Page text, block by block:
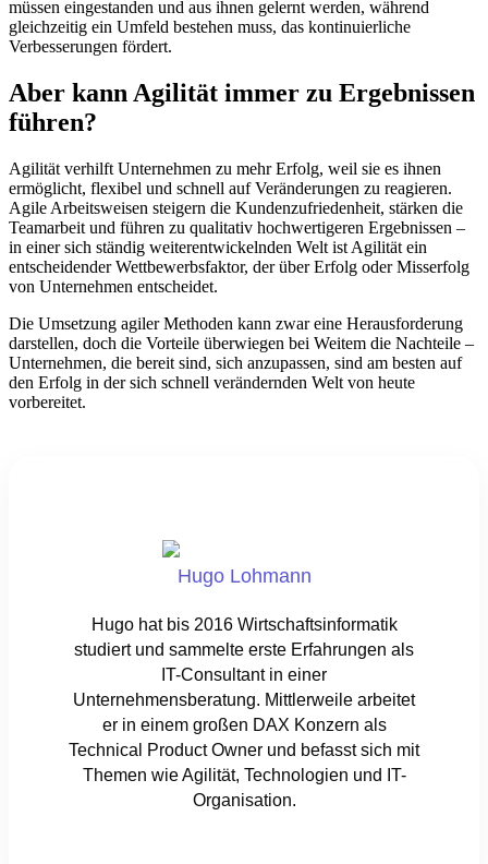
müssen eingestanden und aus ihnen gelernt werden, während
gleichzeitig ein Umfeld bestehen muss, das kontinuierliche
Verbesserungen fördert.
Aber kann Agilität immer zu Ergebnissen
führen?
Agilität verhilft Unternehmen zu mehr Erfolg, weil sie es ihnen
ermöglicht, flexibel und schnell auf Veränderungen zu reagieren.
Agile Arbeitsweisen steigern die Kundenzufriedenheit, stärken die
Teamarbeit und führen zu qualitativ hochwertigeren Ergebnissen –
in einer sich ständig weiterentwickelnden Welt ist Agilität ein
entscheidender Wettbewerbsfaktor, der über Erfolg oder Misserfolg
von Unternehmen entscheidet.
Die Umsetzung agiler Methoden kann zwar eine Herausforderung
darstellen, doch die Vorteile überwiegen bei Weitem die Nachteile –
Unternehmen, die bereit sind, sich anzupassen, sind am besten auf
den Erfolg in der sich schnell verändernden Welt von heute
vorbereitet.
Hugo Lohmann
Hugo hat bis 2016 Wirtschaftsinformatik
studiert und sammelte erste Erfahrungen als
IT-Consultant in einer
Unternehmensberatung. Mittlerweile arbeitet
er in einem großen DAX Konzern als
Technical Product Owner und befasst sich mit
Themen wie Agilität, Technologien und IT-
Organisation.